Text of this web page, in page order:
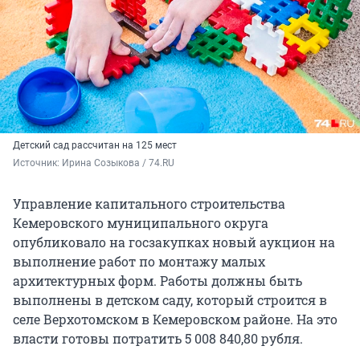
Детский сад рассчитан на 125 мест
Источник: Ирина Созыкова / 74.RU
Управление капитального строительства
Кемеровского муниципального округа
опубликовало на госзакупках новый аукцион на
выполнение работ по монтажу малых
архитектурных форм. Работы должны быть
выполнены в детском саду, который строится в
селе Верхотомском в Кемеровском районе. На это
власти готовы потратить 5 008 840,80 рубля.